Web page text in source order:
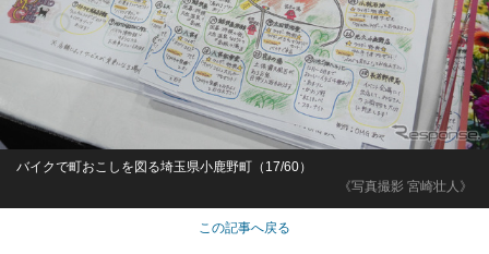
《写真撮影 宮崎壮人》
バイクで町おこしを図る埼玉県小鹿野町（17/60）
この記事へ戻る